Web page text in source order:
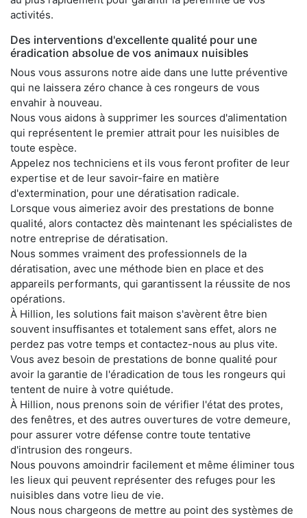
activités.
Des interventions d'excellente qualité pour une
éradication absolue de vos animaux nuisibles
Nous vous assurons notre aide dans une lutte préventive
qui ne laissera zéro chance à ces rongeurs de vous
envahir à nouveau.
Nous vous aidons à supprimer les sources d'alimentation
qui représentent le premier attrait pour les nuisibles de
toute espèce.
Appelez nos techniciens et ils vous feront profiter de leur
expertise et de leur savoir-faire en matière
d'extermination, pour une dératisation radicale.
Lorsque vous aimeriez avoir des prestations de bonne
qualité, alors contactez dès maintenant les spécialistes de
notre entreprise de dératisation.
Nous sommes vraiment des professionnels de la
dératisation, avec une méthode bien en place et des
appareils performants, qui garantissent la réussite de nos
opérations.
À Hillion, les solutions fait maison s'avèrent être bien
souvent insuffisantes et totalement sans effet, alors ne
perdez pas votre temps et contactez-nous au plus vite.
Vous avez besoin de prestations de bonne qualité pour
avoir la garantie de l'éradication de tous les rongeurs qui
tentent de nuire à votre quiétude.
À Hillion, nous prenons soin de vérifier l'état des protes,
des fenêtres, et des autres ouvertures de votre demeure,
pour assurer votre défense contre toute tentative
d'intrusion des rongeurs.
Nous pouvons amoindrir facilement et même éliminer tous
les lieux qui peuvent représenter des refuges pour les
nuisibles dans votre lieu de vie.
Nous nous chargeons de mettre au point des systèmes de